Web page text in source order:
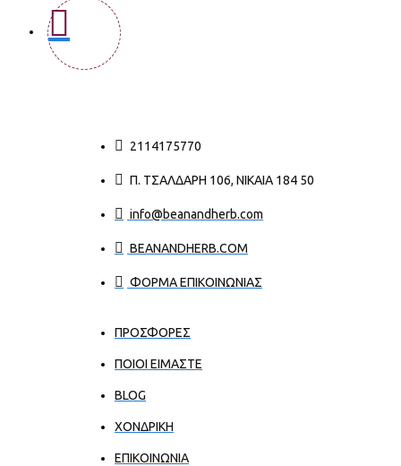
2114175770
Π. ΤΣΑΛΔΆΡΗ 106, ΝΊΚΑΙΑ 184 50
info@beanandherb.com
BEANANDHERB.COM
ΦΟΡΜΑ ΕΠΙΚΟΙΝΩΝΙΑΣ
ΠΡΟΣΦΟΡΕΣ
ΠΟΙΟΙ ΕΊΜΑΣΤΕ
BLOG
ΧΟΝΔΡΙΚΉ
ΕΠΙΚΟΙΝΩΝΊΑ